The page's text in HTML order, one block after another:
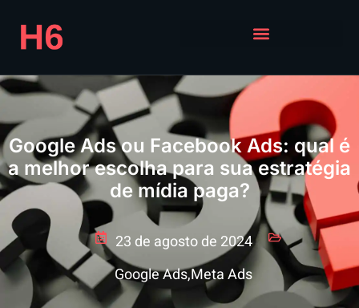
Google Ads ou Facebook Ads: qual é
a melhor escolha para sua estratégia
de mídia paga?
23 de agosto de 2024
Google Ads,Meta Ads